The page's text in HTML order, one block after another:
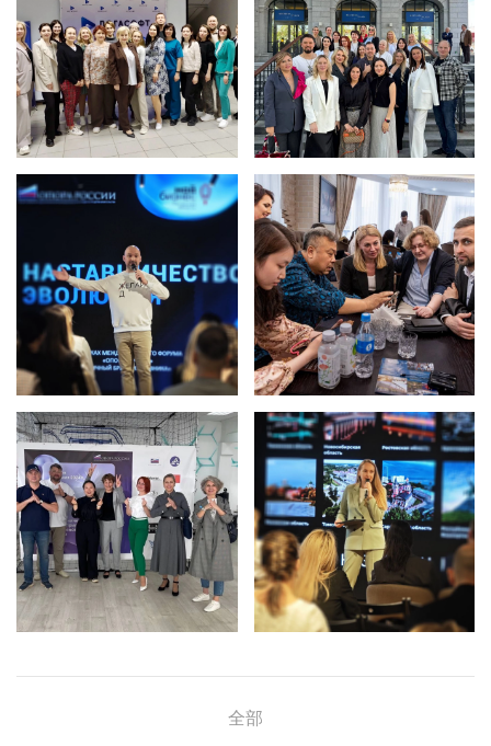
全部